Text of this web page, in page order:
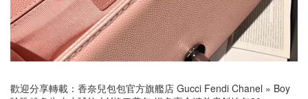
歡迎分享轉載： 香奈兒包包官方旗艦店 Gucci Fendi Chanel » Boy